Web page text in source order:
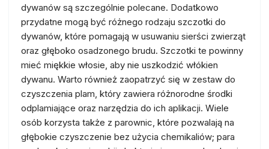
dywanów są szczególnie polecane. Dodatkowo
przydatne mogą być różnego rodzaju szczotki do
dywanów, które pomagają w usuwaniu sierści zwierząt
oraz głęboko osadzonego brudu. Szczotki te powinny
mieć miękkie włosie, aby nie uszkodzić włókien
dywanu. Warto również zaopatrzyć się w zestaw do
czyszczenia plam, który zawiera różnorodne środki
odplamiające oraz narzędzia do ich aplikacji. Wiele
osób korzysta także z parownic, które pozwalają na
głębokie czyszczenie bez użycia chemikaliów; para